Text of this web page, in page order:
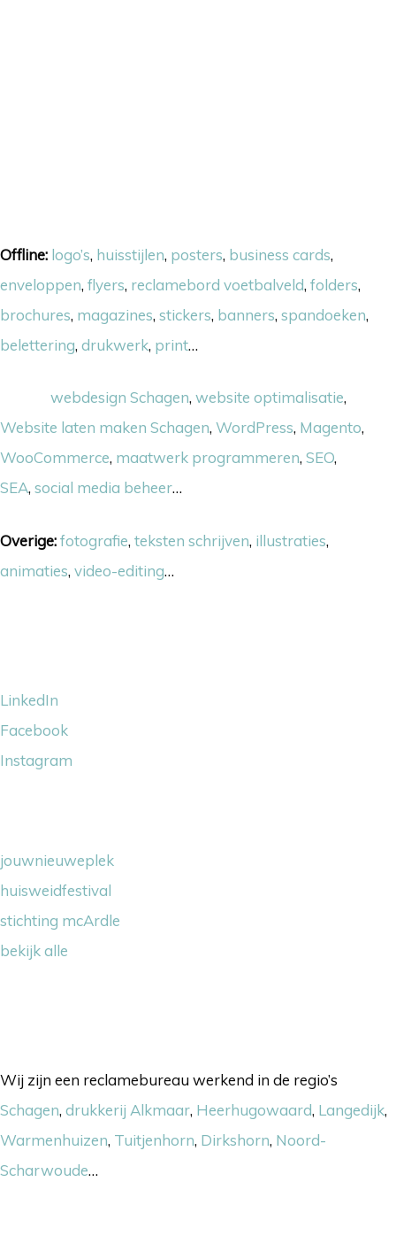
Offline: logo’s, huisstijlen, posters, business cards,
enveloppen, flyers, reclamebord voetbalveld, folders,
brochures, magazines, stickers, banners, spandoeken,
belettering, drukwerk, print…
webdesign Schagen, website optimalisatie,
Website laten maken Schagen, WordPress, Magento,
WooCommerce, maatwerk programmeren, SEO,
SEA, social media beheer…
Overige:fotografie, teksten schrijven, illustraties,
animaties, video-editing…
LinkedIn
Facebook
Instagram
jouwnieuweplek
huisweidfestival
stichting mcArdle
bekijk alle
Wij zijn een reclamebureau werkend in de regio’s
Schagen, drukkerij Alkmaar, Heerhugowaard, Langedijk,
Warmenhuizen, Tuitjenhorn, Dirkshorn, Noord-
Scharwoude…